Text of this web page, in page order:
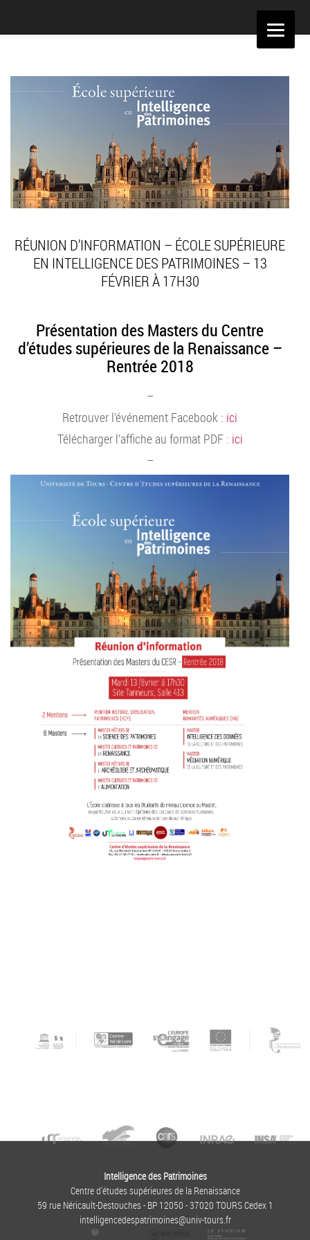
Aller
RÉUNION D’INFORMATION – ÉCOLE SUPÉRIEURE
EN INTELLIGENCE DES PATRIMOINES – 13
FÉVRIER À 17H30
Présentation des Masters du Centre
d’études supérieures de la Renaissance –
Rentrée 2018
–
Retrouver l’événement Facebook : ici
Télécharger l’affiche au format PDF : ici
–
Intelligence des Patrimoines
Centre d'études supérieures de la Renaissance
59 rue Néricault-Destouches - BP 12050 - 37020 TOURS Cedex 1
intelligencedespatrimoines@univ-tours.fr